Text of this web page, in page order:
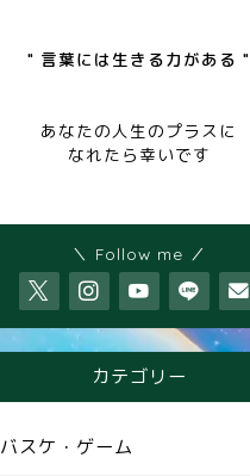
" 言葉には生きる力がある "
あなたの人生のプラスに
なれたら幸いです
＼ Follow me ／
カテゴリー
バスケ・ゲーム